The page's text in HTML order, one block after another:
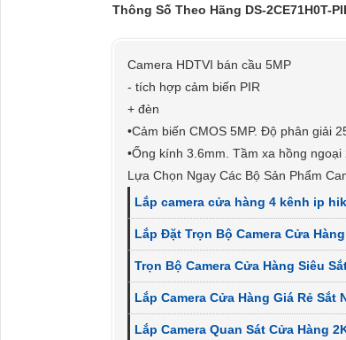
Thông Số Theo Hãng DS-2CE71H0T-
Camera HDTVI bán cầu 5MP
- tích hợp cảm biến PIR
+ đèn
•Cảm biến CMOS 5MP. Độ phân giải
•Ống kính 3.6mm. Tầm xa hồng ngoại
Lựa Chọn Ngay Các Bộ Sản Phẩm
Lắp camera cửa hàng 4 kênh ip
Lắp Đặt Trọn Bộ Camera Cửa
Trọn Bộ Camera Cửa Hàng Siêu
Lắp Camera Cửa Hàng Giá Rẻ Sắt
Lắp Camera Quan Sát Cửa Hàng